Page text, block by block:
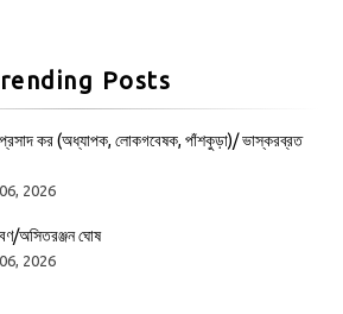
Posts
প্রসাদ কর (অধ্যাপক, লোকগবেষক, পাঁশকুড়া)/ ভাস্করব্রত
2026
অসিতরঞ্জন ঘোষ
2026